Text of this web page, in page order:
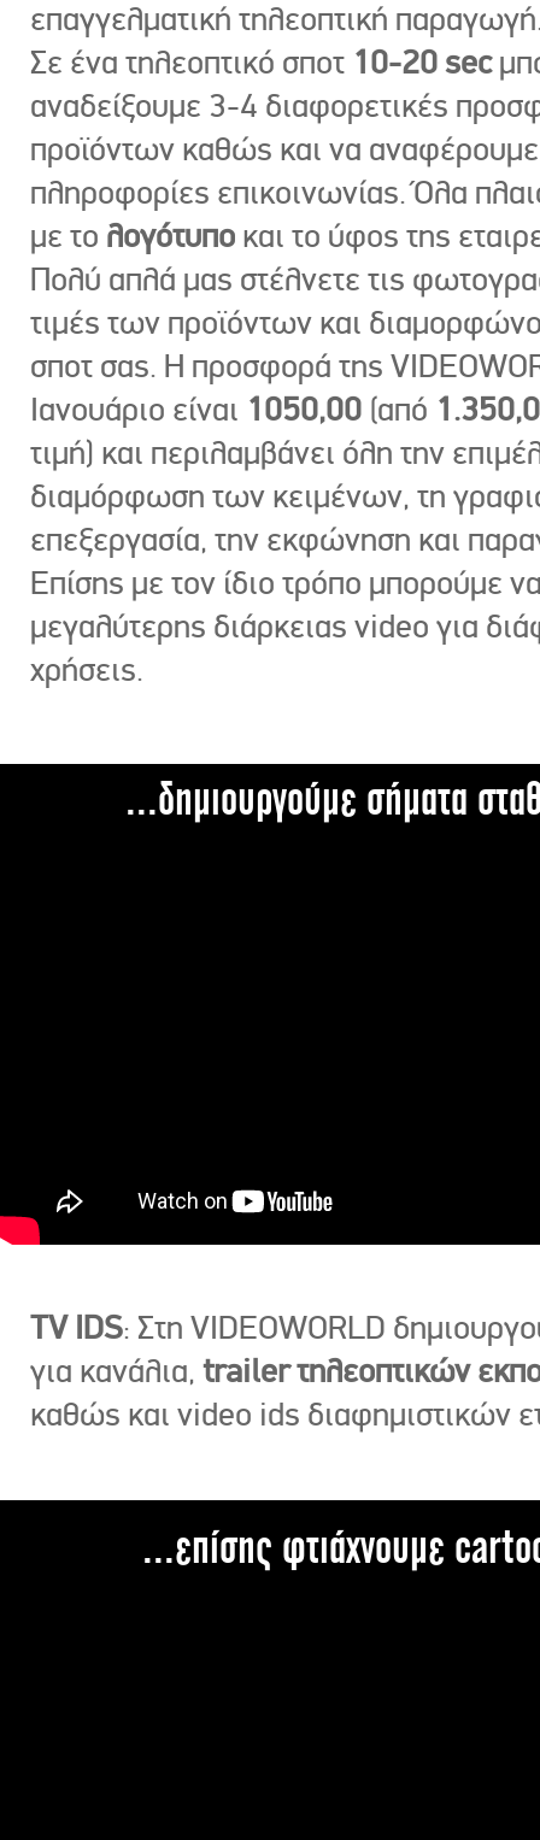
επαγγελματική τηλεοπτική
Σε ένα τηλεοπτικό σποτ 10-20 sec
αναδείξουμε 3-4 διαφορετικές
προϊόντων καθώς και να
πληροφορίες επικοινωνίας. Όλα
με το λογότυπο και το ύφος της
Πολύ απλά μας στέλνετε τις
τιμές των προϊόντων και
σποτ σας. Η προσφορά της
Ιανουάριο είναι 1050,00 (από
τιμή) και περιλαμβάνει όλη την
διαμόρφωση των κειμένων, τη
επεξεργασία, την εκφώνηση και
Επίσης με τον ίδιο τρόπο μπορούμε
μεγαλύτερης διάρκειας video για
χρήσεις.
...δημιουργούμε σήματα
TV IDS: Στη VIDEOWORLD
για κανάλια, trailer τηλεοπτικών
καθώς και video ids διαφημιστικών
...επίσης φτιάχνουμε